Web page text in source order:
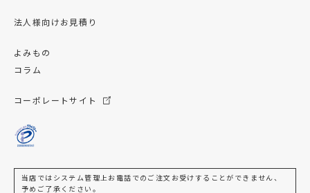
法人様向けお見積り
よみもの
コラム
コーポレートサイト
当店ではシステム管理上お電話でのご注文お受けすることができません、
予めご了承ください。